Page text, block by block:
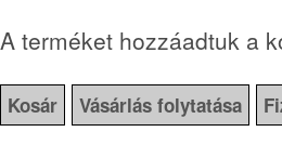
A terméket hozzáadtuk a
Kosár Vásárlás folytatása